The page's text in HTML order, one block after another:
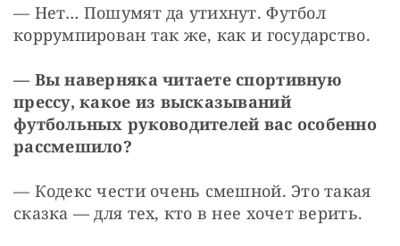
— Нет… Пошумят да утихнут. Футбол
коррумпирован так же, как и государство.
— Вы наверняка читаете спортивную
прессу, какое из высказываний
футбольных руководителей вас особенно
рассмешило?
— Кодекс чести очень смешной. Это такая
сказка — для тех, кто в нее хочет верить.